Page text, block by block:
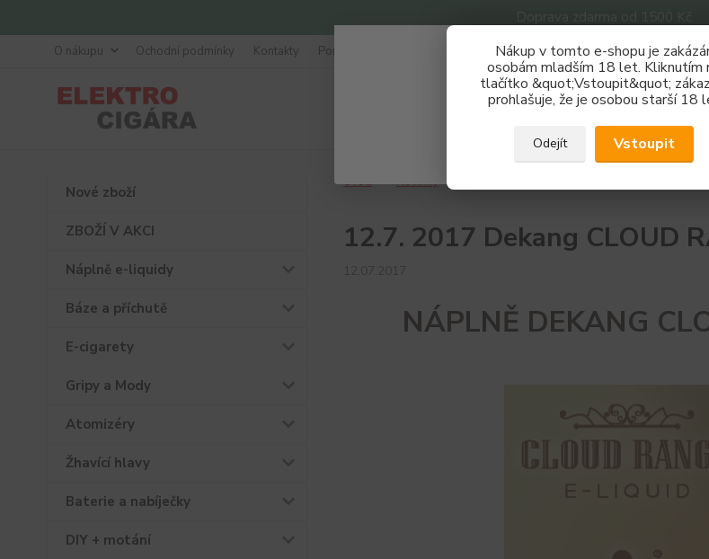
Doprava zdarma od 1500 Kč
Nákup v tomto e-shopu je
osobám mladším 18 let. Kliknutím
tlačítko &quot;Vstoupit&quot;
prohlašuje, že je osobou starší 18
Odejít Vstoupit
O nákupu Ochodní podmínky Kontakty Poradna
Hledat
Nové zboží
ZBOŽÍ V AKCI
Náplně e-liquidy
Báze a příchutě
E-cigarety
Gripy a Mody
Atomizéry
Žhavící hlavy
Baterie a nabíječky
DIY + motání
Úvod Novinky
12.7. 2017 Dekang CLOUD
NÁPLNĚ DEKANG
Získej slevu 3%
Zaregistruj se a nakupuj se slevou
REGISTRAČNÍ FORMULÁŘ
Zavřít